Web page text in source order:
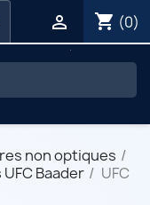
shopping_cart (0)

non optiques
Baader
UFC